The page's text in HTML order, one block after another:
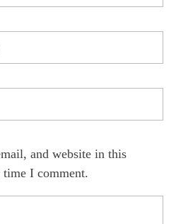
and website in this
I comment.